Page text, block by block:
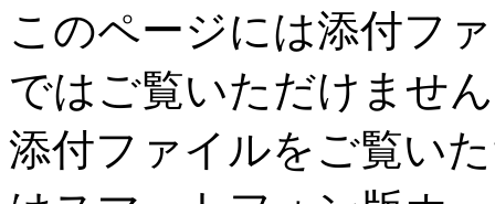
このページには添付フ
ではご覧いただけませ
添付ファイルをご覧い